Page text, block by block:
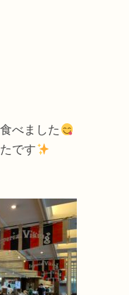
べました
です